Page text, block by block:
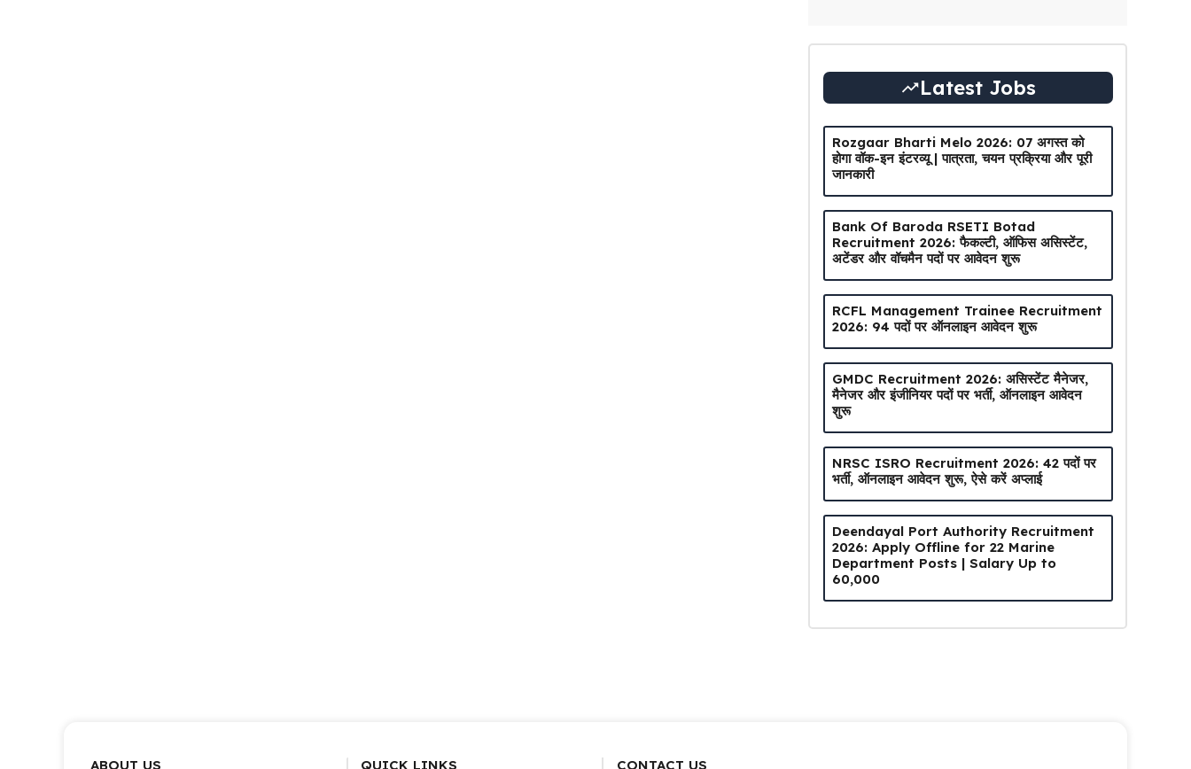
Latest Jobs
Rozgaar Bharti Melo 2026: 07 अगस्त को
होगा वॉक-इन इंटरव्यू | पात्रता, चयन प्रक्रिया और पूरी
जानकारी
Bank Of Baroda RSETI Botad
Recruitment 2026: फैकल्टी, ऑफिस असिस्टेंट,
अटेंडर और वॉचमैन पदों पर आवेदन शुरू
RCFL Management Trainee Recruitment
2026: 94 पदों पर ऑनलाइन आवेदन शुरू
GMDC Recruitment 2026: असिस्टेंट मैनेजर,
मैनेजर और इंजीनियर पदों पर भर्ती, ऑनलाइन आवेदन
शुरू
NRSC ISRO Recruitment 2026: 42 पदों पर
भर्ती, ऑनलाइन आवेदन शुरू, ऐसे करें अप्लाई
Deendayal Port Authority Recruitment
2026: Apply Offline for 22 Marine
Department Posts | Salary Up to
₹60,000
ABOUT US QUICK LINKS CONTACT US